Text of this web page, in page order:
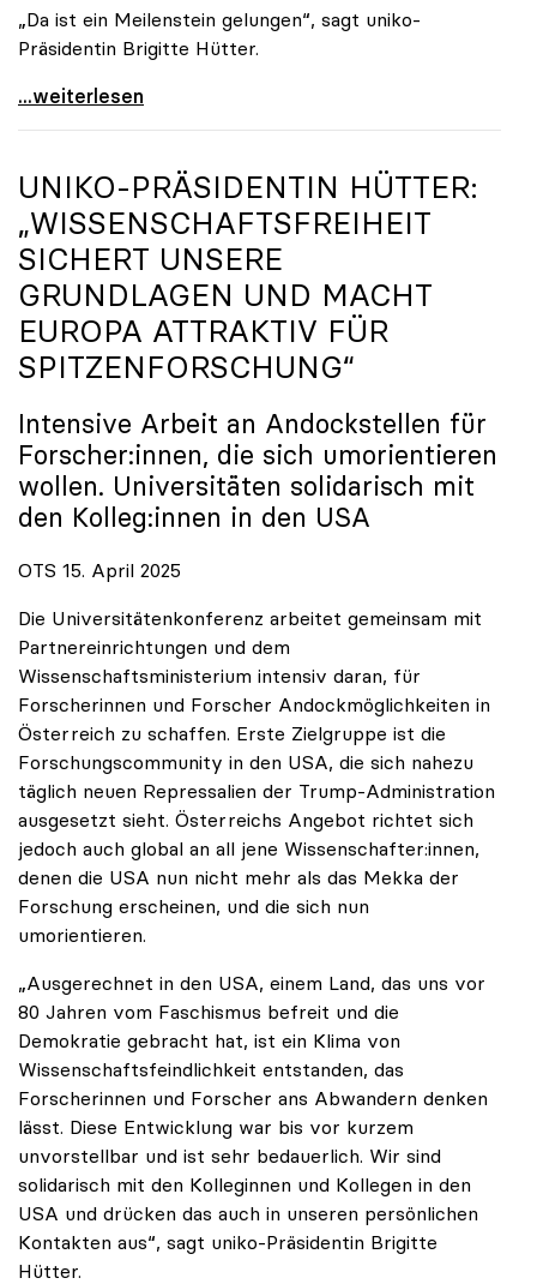
„Da ist ein Meilenstein gelungen“, sagt uniko-
Präsidentin Brigitte Hütter.
Universitäten wappnen sich gegen zunehmende Gefahr
...weiterlesen
UNIKO-PRÄSIDENTIN HÜTTER:
„WISSENSCHAFTSFREIHEIT
SICHERT UNSERE
GRUNDLAGEN UND MACHT
EUROPA ATTRAKTIV FÜR
SPITZENFORSCHUNG“
Intensive Arbeit an Andockstellen für
Forscher:innen, die sich umorientieren
wollen. Universitäten solidarisch mit
den Kolleg:innen in den USA
OTS 15. April 2025
Die Universitätenkonferenz arbeitet gemeinsam mit
Partnereinrichtungen und dem
Wissenschaftsministerium intensiv daran, für
Forscherinnen und Forscher Andockmöglichkeiten in
Österreich zu schaffen. Erste Zielgruppe ist die
Forschungscommunity in den USA, die sich nahezu
täglich neuen Repressalien der Trump-Administration
ausgesetzt sieht. Österreichs Angebot richtet sich
jedoch auch global an all jene Wissenschafter:innen,
denen die USA nun nicht mehr als das Mekka der
Forschung erscheinen, und die sich nun
umorientieren.
„Ausgerechnet in den USA, einem Land, das uns vor
80 Jahren vom Faschismus befreit und die
Demokratie gebracht hat, ist ein Klima von
Wissenschaftsfeindlichkeit entstanden, das
Forscherinnen und Forscher ans Abwandern denken
lässt. Diese Entwicklung war bis vor kurzem
unvorstellbar und ist sehr bedauerlich. Wir sind
solidarisch mit den Kolleginnen und Kollegen in den
USA und drücken das auch in unseren persönlichen
Kontakten aus“, sagt uniko-Präsidentin Brigitte
Hütter.